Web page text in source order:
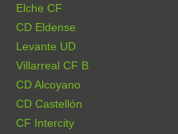
Elche CF
CD Eldense
Levante UD
Villarreal CF B
CD Alcoyano
CD Castellón
CF Intercity